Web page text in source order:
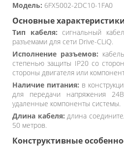
Модель: 6FX5002-2DC10-1FA0
Основные
Тип кабеля: сигнальный
разъемами для сети Drive-CLiQ.
Исполнение разъемов:
степенью защиты IP20 со
стороны двигателя или
Наличие питания: в
для передачи напряжения
удаленные компоненты системы.
Длина кабеля: длина
50 метров.
Конструктивные